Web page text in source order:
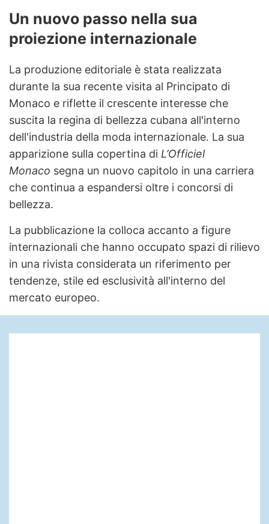
Un nuovo passo nella sua
proiezione internazionale
La produzione editoriale è stata realizzata
durante la sua recente visita al Principato di
Monaco e riflette il crescente interesse che
suscita la regina di bellezza cubana all'interno
dell'industria della moda internazionale. La sua
apparizione sulla copertina di L’Officiel
Monaco segna un nuovo capitolo in una carriera
che continua a espandersi oltre i concorsi di
bellezza.
La pubblicazione la colloca accanto a figure
internazionali che hanno occupato spazi di rilievo
in una rivista considerata un riferimento per
tendenze, stile ed esclusività all'interno del
mercato europeo.